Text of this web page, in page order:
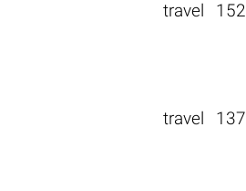
travel 152
travel 137